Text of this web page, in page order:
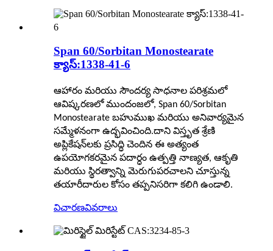
Span 60/Sorbitan Monostearate
క్యాస్:1338-41-6
ఆహారం మరియు సౌందర్య సాధనాల పరిశ్రమలో
ఆవిష్కరణలో ముందంజలో, Span 60/Sorbitan
Monostearate బహుముఖ మరియు అనివార్యమైన
సమ్మేళనంగా ఉద్భవించింది.దాని విస్తృత శ్రేణి
అప్లికేషన్‌లకు ప్రసిద్ధి చెందిన ఈ అత్యంత
ఉపయోగకరమైన పదార్ధం ఉత్పత్తి నాణ్యత, ఆకృతి
మరియు స్థిరత్వాన్ని మెరుగుపరచాలని చూస్తున్న
తయారీదారుల కోసం తప్పనిసరిగా కలిగి ఉండాలి.
విచారణవివరాలు